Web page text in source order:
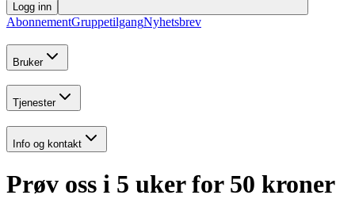
Logg inn
AbonnementGruppetilgangNyhetsbrev
Bruker
Tjenester
Info og kontakt
Prøv oss i 5 uker for 50 kroner